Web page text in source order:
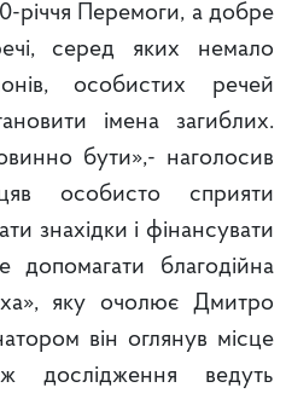
річчя Перемоги, а добре
серед яких немало
особистих речей
імена загиблих.
бути»,- наголосив
особисто сприяти
знахідки і фінансувати
благодійна
яку очолює Дмитро
він оглянув місце
дослідження ведуть